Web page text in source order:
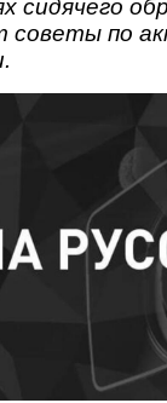
сидячего
советы по